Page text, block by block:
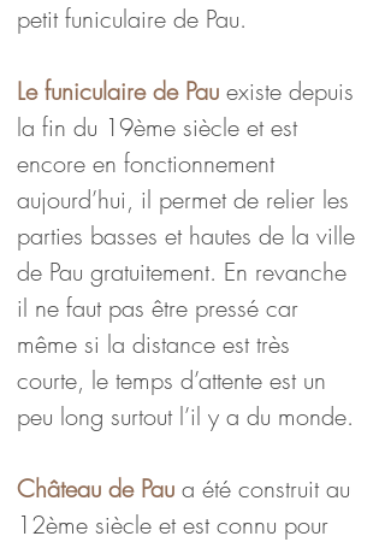
petit funiculaire de Pau.
Le funiculaire de Pau existe depuis
la fin du 19ème siècle et est
encore en fonctionnement
aujourd’hui, il permet de relier les
parties basses et hautes de la ville
de Pau gratuitement. En revanche
il ne faut pas être pressé car
même si la distance est très
courte, le temps d’attente est un
peu long surtout l’il y a du monde.
Château de Pau a été construit au
12ème siècle et est connu pour